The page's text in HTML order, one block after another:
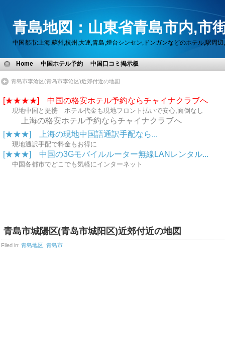
青島地図：山東省青島市内,市
中国都市:上海,蘇州,杭州,大連,青島,煙台シンセン,ドンガンなどのホテル,駅周
Home 中国ホテル予約 中国口コミ掲示板
青島市李滄区(青岛市李沧区)近郊付近の地図
[★★★★] 中国の格安ホテル予約ならチャイナクラブへ
現地中国と提携 ホテル代金も現地フロント払いで安心,面倒なし
上海の格安ホテル予約ならチャイナクラブへ
[★★★] 上海の現地中国語通訳手配なら...
現地通訳手配で料金もお得に
[★★★] 中国の3Gモバイルルーター無線LANレンタル...
中国各都市でどこでも気軽にインターネット
青島市城陽区(青岛市城阳区)近郊付近の地図
Filed in: 青島地区 青島市